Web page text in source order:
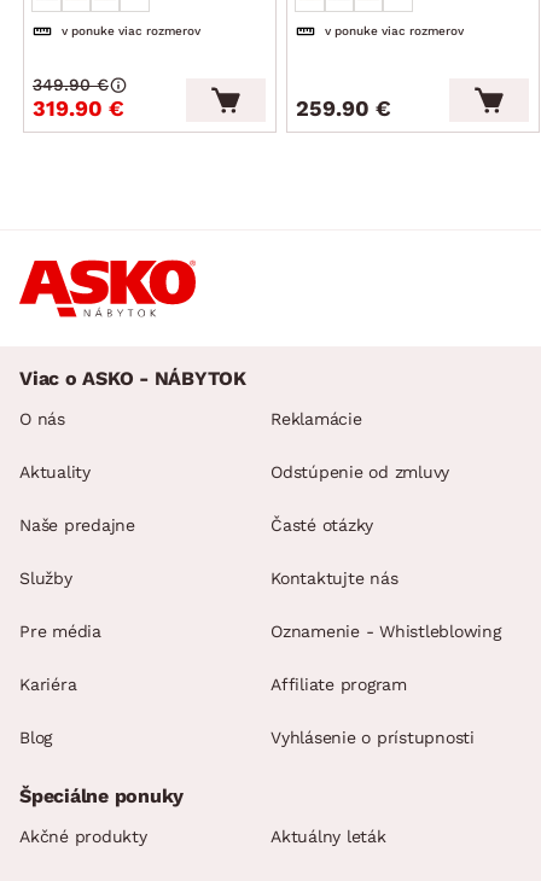
v ponuke viac rozmerov
319.90 €
349.90 €
v ponuke viac rozmerov
259.90 €
Viac o ASKO - NÁBYTOK
O nás
Aktuality
Naše predajne
Služby
Pre média
Kariéra
Blog
Reklamácie
Odstúpenie od zmluvy
Časté otázky
Kontaktujte nás
Oznamenie - Whistleblowing
Affiliate program
Vyhlásenie o prístupnosti
Špeciálne ponuky
Akčné produkty Aktuálny leták